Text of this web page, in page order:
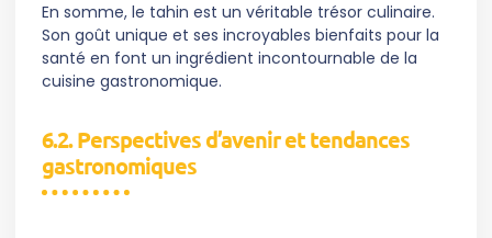
En somme, le tahin est un véritable trésor culinaire.
Son goût unique et ses incroyables bienfaits pour la
santé en font un ingrédient incontournable de la
cuisine gastronomique.
6.2. Perspectives d’avenir et tendances
gastronomiques